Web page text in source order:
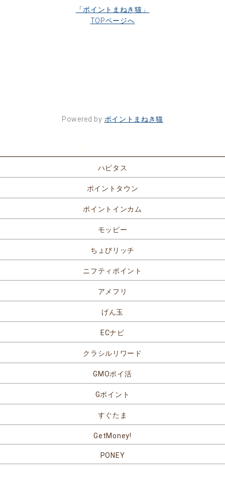
「ポイントまねき猫」
TOPページへ
Powered by ポイントまねき猫
ハピタス
ポイントタウン
ポイントインカム
モッピー
ちょびリッチ
ニフティポイント
アメフリ
げん玉
ECナビ
クラシルリワード
GMOポイ活
Gポイント
すぐたま
GetMoney!
PONEY